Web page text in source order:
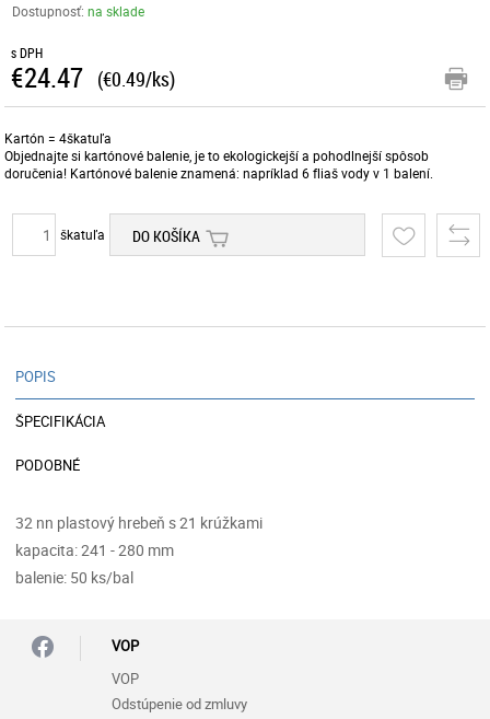
Dostupnosť:na sklade
s DPH
€24.47 (€0.49/ks)
Kartón = 4škatuľa
Objednajte si kartónové balenie, je to ekologickejší a pohodlnejší spôsob
doručenia! Kartónové balenie znamená: napríklad 6 fliaš vody v 1 balení.
škatuľa DO KOŠÍKA
POPIS
ŠPECIFIKÁCIA
PODOBNÉ
32 nn plastový hrebeň s 21 krúžkami
kapacita: 241 - 280 mm
balenie: 50 ks/bal
VOP
VOP
Odstúpenie od zmluvy